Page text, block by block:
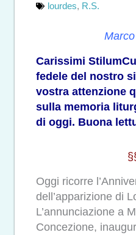
lourdes, R.S.
Carissimi
fedele del nostro
vostra attenzione
sulla memoria
di oggi. Buona
Oggi ricorre
dell’apparizione di
L’annunciazione a
Concezione,